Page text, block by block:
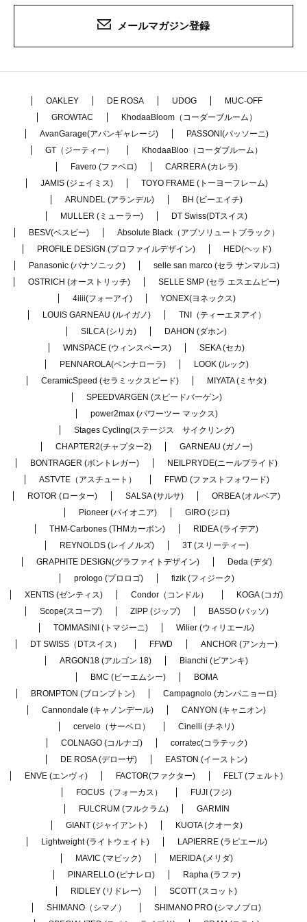
メールマガジン登録
OAKLEY DE ROSA UDOG
MUC-OFF
GROWTAC
KhodaaBloom（コーダーブルーム）
AvanGarage(アバンギャレージ)
PASSONI(パッソーニ)
GT（ジーティー）
KhodaaBloo（コーダブルーム）
Favero (ファベロ)
CARRERA (カレラ)
JAMIS (ジェイミス)
TOYO FRAME (トーヨーフレーム)
ARUNDEL (アランデル)
BH (ビーエイチ)
MULLER (ミューラー)
DT Swiss(DTスイス)
BESV(ベスビー)
Absolute Black（アブソリュートブラック）
PROFILE DESIGN (プロファイルデザイン)
HED(ヘッド)
Panasonic (パナソニック)
selle san marco (セラ サンマルコ)
OSTRICH (オーストリッチ)
SELLE SMP (セラ エスエムピー)
4iiii(フォーアイ)
YONEX(ヨネックス)
LOUIS GARNEAU (ルイガノ)
TNI（ティーエヌアイ）
SILCA (シリカ)
DAHON (ダホン)
WINSPACE (ウィンスペース)
SEKA (セカ)
PENNAROLA(ペンナローラ)
LOOK (ルック)
CeramicSpeed (セラミックスピード)
MIYATA (ミヤタ)
SPEEDVARGEN (スピードバーゲン)
power2max (パワーツー マックス)
Stages Cycling(ステージス サイクリング)
CHAPTER2(チャプター2)
GARNEAU (ガノー)
BONTRAGER (ボントレガー)
NEILPRYDE(ニールプライド)
ASTVTE（アスチュート）
FFWD (ファストフォワード)
ROTOR (ローター)
SALSA (サルサ)
ORBEA (オルベア)
Pioneer (パイオニア)
GIRO (ジロ)
THM-Carbones (THMカーボン)
RIDEA (ライデア)
REYNOLDS (レイノルズ)
3T (スリーティー)
GRAPHITE DESIGN(グラファイトデザイン)
Deda (デダ)
prologo (プロロゴ)
fizik (フィジーク)
XENTIS (ゼンティス)
Condor（コンドル）
KOGA (コガ)
Scope(スコープ)
ZIPP (ジップ)
BASSO (バッソ)
TOMMASINI (トマジーニ)
Wilier (ウィリエール)
DT SWISS（DTスイス）
FFWD
ANCHOR (アンカー)
ARGON18 (アルゴン 18)
Bianchi (ビアンキ)
BMC (ビーエムシー)
BOMA
BROMPTON (ブロンプトン)
Campagnolo (カンパニョーロ)
Cannondale (キャノンデール)
CANYON (キャニオン)
cervelo（サーベロ）
Cinelli (チネリ)
COLNAGO (コルナゴ)
corratec(コラテック)
DE ROSA (デローザ)
EASTON (イーストン)
ENVE (エンヴィ)
FACTOR(ファクター)
FELT (フェルト)
FOCUS（フォーカス）
FUJI (フジ)
FULCRUM (フルクラム)
GARMIN
GIANT (ジャイアント)
KUOTA (クオータ)
Lightweight (ライトウェイト)
LAPIERRE (ラピエール)
MAVIC (マビック)
MERIDA (メリダ)
PINARELLO (ピナレロ)
Rapha (ラファ)
RIDLEY (リドレー)
SCOTT (スコット)
SHIMANO（シマノ）
SHIMANO PRO (シマノプロ)